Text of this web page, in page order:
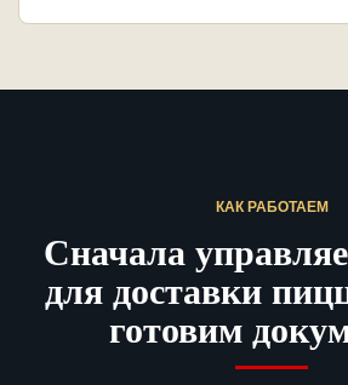
КАК РАБОТАЕМ
Сначала
для доставки
готовим